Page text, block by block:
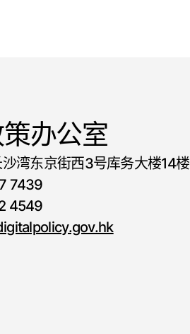
办公室
湾东京街西3号库务大楼14楼
7439
4549